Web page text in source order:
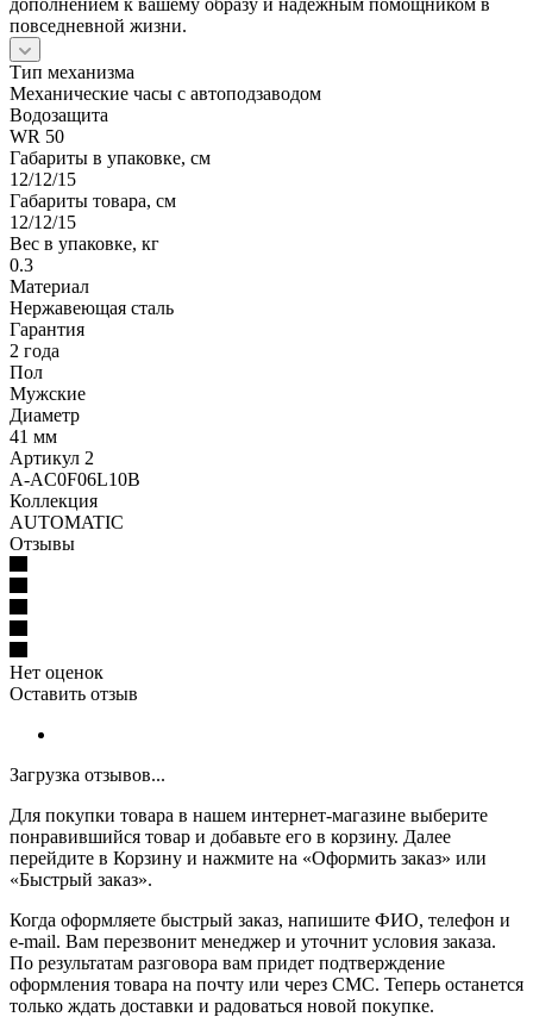
повседневной жизни.
Тип механизма
Механические часы с автоподзаводом
Водозащита
WR 50
Габариты в упаковке, см
12/12/15
Габариты товара, см
12/12/15
Вес в упаковке, кг
0.3
Материал
Нержавеющая сталь
Гарантия
2 года
Пол
Мужские
Диаметр
41 мм
Артикул 2
A-AC0F06L10B
Коллекция
AUTOMATIC
Отзывы
Нет оценок
Оставить отзыв
Загрузка отзывов...
Для покупки товара в нашем интернет-магазине выберите
понравившийся товар и добавьте его в корзину. Далее
перейдите в Корзину и нажмите на «Оформить заказ» или
«Быстрый заказ».
Когда оформляете быстрый заказ, напишите ФИО, телефон и
e-mail. Вам перезвонит менеджер и уточнит условия заказа.
По результатам разговора вам придет подтверждение
оформления товара на почту или через СМС. Теперь останется
только ждать доставки и радоваться новой покупке.